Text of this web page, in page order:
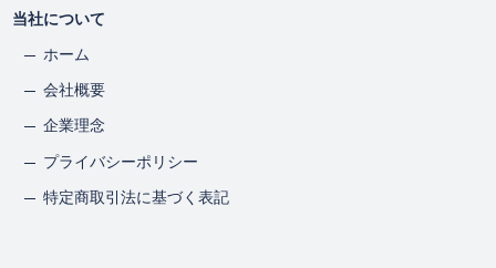
当社について
ホーム
会社概要
企業理念
プライバシーポリシー
特定商取引法に基づく表記